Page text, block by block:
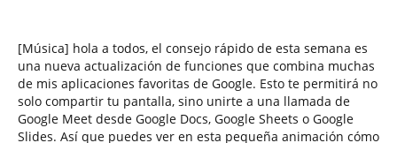
[Música] hola a todos, el consejo rápido de esta semana es
una nueva actualización de funciones que combina muchas
de mis aplicaciones favoritas de Google. Esto te permitirá no
solo compartir tu pantalla, sino unirte a una llamada de
Google Meet desde Google Docs, Google Sheets o Google
Slides. Así que puedes ver en esta pequeña animación cómo